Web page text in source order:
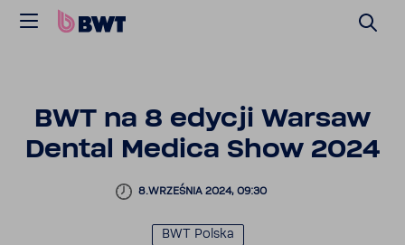
BWT na 8 edycji Warsaw
Dental Medica Show 2024
8.WRZE­ŚNIA 2024, 09:30
BWT Polska